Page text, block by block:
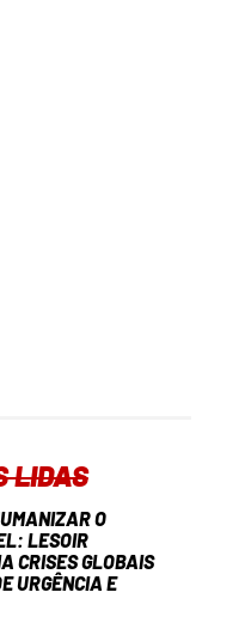
LIDAS
O
LESOIR
CRISES GLOBAIS
URGÊNCIA E